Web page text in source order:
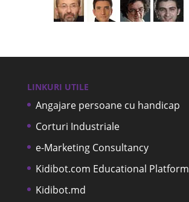
LINKURI UTILE
Angajare persoane cu handicap
Corturi Industriale
e-Marketing Consultancy
Kidibot.com Educational Platform
Kidibot.md